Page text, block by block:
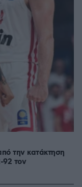
την κατάκτηση
92 τον